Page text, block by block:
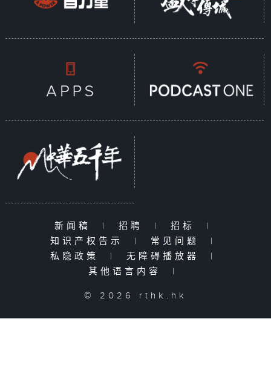
新闻稿 | 招聘 | 招标
|
知识产权告示
| 常见问题
|
私隐政策
| 无障碍播放器
|
其他语言内容
|
© 2026 rthk.hk